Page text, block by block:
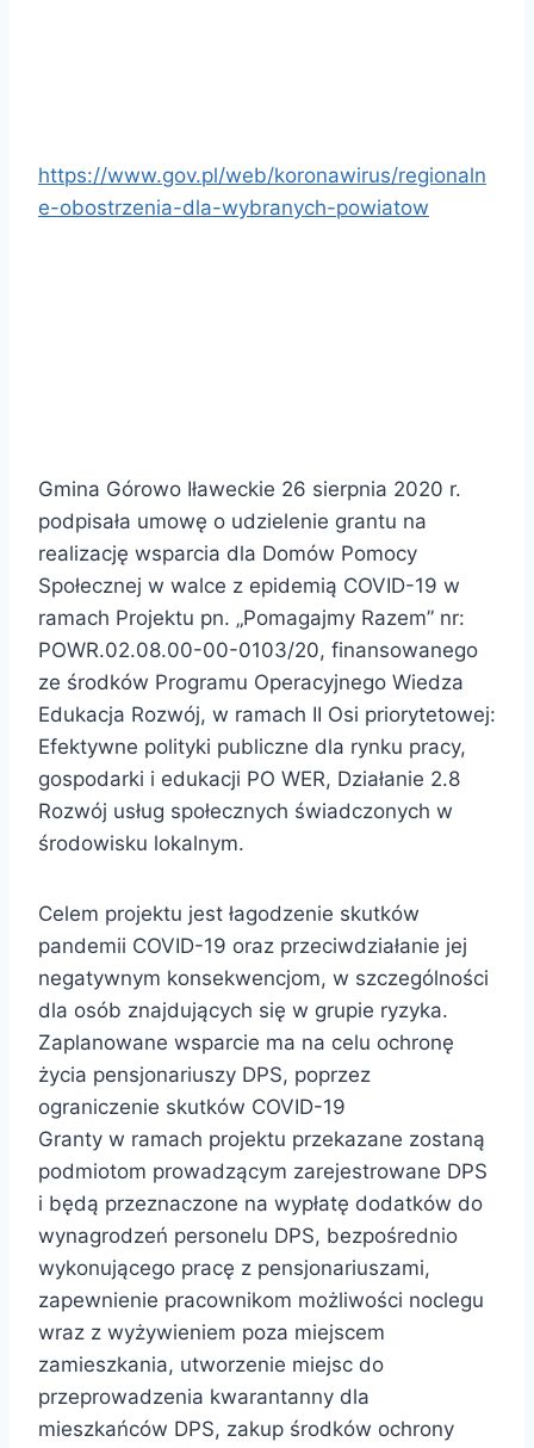
https://www.gov.pl/web/koronawirus/regionaln
e-obostrzenia-dla-wybranych-powiatow
Gmina Górowo Iławeckie 26 sierpnia 2020 r.
podpisała umowę o udzielenie grantu na
realizację wsparcia dla Domów Pomocy
Społecznej w walce z epidemią COVID-19 w
ramach Projektu pn. „Pomagajmy Razem” nr:
POWR.02.08.00-00-0103/20, finansowanego
ze środków Programu Operacyjnego Wiedza
Edukacja Rozwój, w ramach II Osi priorytetowej:
Efektywne polityki publiczne dla rynku pracy,
gospodarki i edukacji PO WER, Działanie 2.8
Rozwój usług społecznych świadczonych w
środowisku lokalnym.
Celem projektu jest łagodzenie skutków
pandemii COVID-19 oraz przeciwdziałanie jej
negatywnym konsekwencjom, w szczególności
dla osób znajdujących się w grupie ryzyka.
Zaplanowane wsparcie ma na celu ochronę
życia pensjonariuszy DPS, poprzez
ograniczenie skutków COVID-19
Granty w ramach projektu przekazane zostaną
podmiotom prowadzącym zarejestrowane DPS
i będą przeznaczone na wypłatę dodatków do
wynagrodzeń personelu DPS, bezpośrednio
wykonującego pracę z pensjonariuszami,
zapewnienie pracownikom możliwości noclegu
wraz z wyżywieniem poza miejscem
zamieszkania, utworzenie miejsc do
przeprowadzenia kwarantanny dla
mieszkańców DPS, zakup środków ochrony